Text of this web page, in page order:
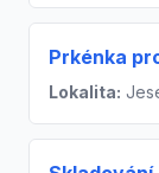
Prkénka
Lokalita: